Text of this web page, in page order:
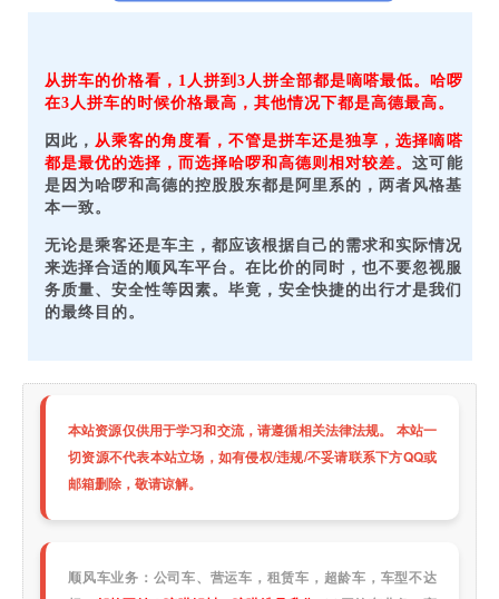
从拼车的价格看，1人拼到3人拼全部都是嘀嗒最低。哈啰
在3人拼车的时候价格最高，其他情况下都是高德最高。
因此， 从乘客的角度看，不管是拼车还是独享，选择嘀嗒
都是最优的选择，而选择哈啰和高德则相对较差。这可能
是因为哈啰和高德的控股股东都是阿里系的，两者风格基
本一致。
无论是乘客还是车主，都应该根据自己的需求和实际情况
来选择合适的顺风车平台。在比价的同时，也不要忽视服
务质量、安全性等因素。毕竟，安全快捷的出行才是我们
的最终目的。
本站资源仅供用于学习和交流，请遵循相关法律法规。 本站一
切资源不代表本站立场，如有侵权/违规/不妥请联系下方QQ或
邮箱删除，敬请谅解。
顺风车业务：公司车、营运车，租赁车，超龄车，车型不达